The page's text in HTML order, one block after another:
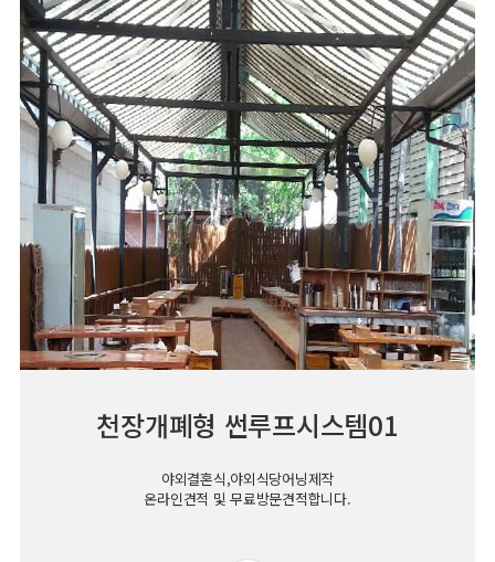
천장개폐형 썬루프시스템01
야외결혼식,야외식당어닝제작
온라인견적 및 무료방문견적합니다.